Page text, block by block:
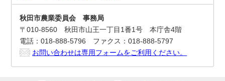
秋田市農業委員会 事務局
〒010-8560 秋田市山王一丁目1番1号 本庁舎4階
電話：018-888-5796 ファクス：018-888-5797
お問い合わせは専用フォームをご利用ください。